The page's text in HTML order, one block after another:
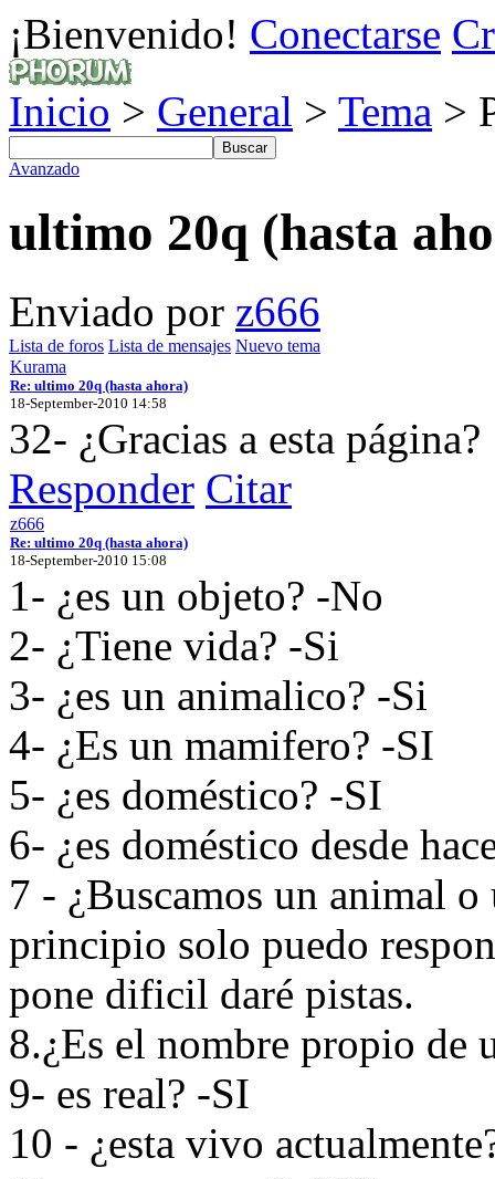
¡Bienvenido! Conectarse
Inicio > General > Tema >
Avanzado
ultimo 20q (hasta
Enviado por z666
Lista de foros Lista de mensajes Nuevo tema
Kurama
Re: ultimo 20q (hasta ahora)
18-September-2010 14:58
32- ¿Gracias a esta página?
Responder Citar
z666
Re: ultimo 20q (hasta ahora)
18-September-2010 15:08
1- ¿es un objeto? -No
2- ¿Tiene vida? -Si
3- ¿es un animalico? -Si
4- ¿Es un mamifero? -SI
5- ¿es doméstico? -SI
6- ¿es doméstico desde
7 - ¿Buscamos un animal
principio solo puedo
pone dificil daré pistas.
8.¿Es el nombre propio de
9- es real? -SI
10 - ¿esta vivo